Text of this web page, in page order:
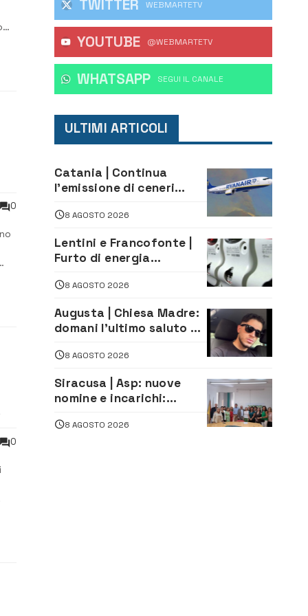
0
0
TWITTER WEBMARTETV
YOUTUBE @WEBMARTETV
WHATSAPP ‎SEGUI IL CANALE
ULTIMI ARTICOLI
Catania | Continua
l’emissione di ceneri
attività all’aeroporto di
8 AGOSTO 2026
Lentini e Francofonte |
Furto di energia
persone
8 AGOSTO 2026
Augusta | Chiesa Madre:
domani l’ultimo saluto ad
morto in un incidente
8 AGOSTO 2026
Siracusa | Asp: nuove
nomine e incarichi:
di Sanità pubblica,
8 AGOSTO 2026